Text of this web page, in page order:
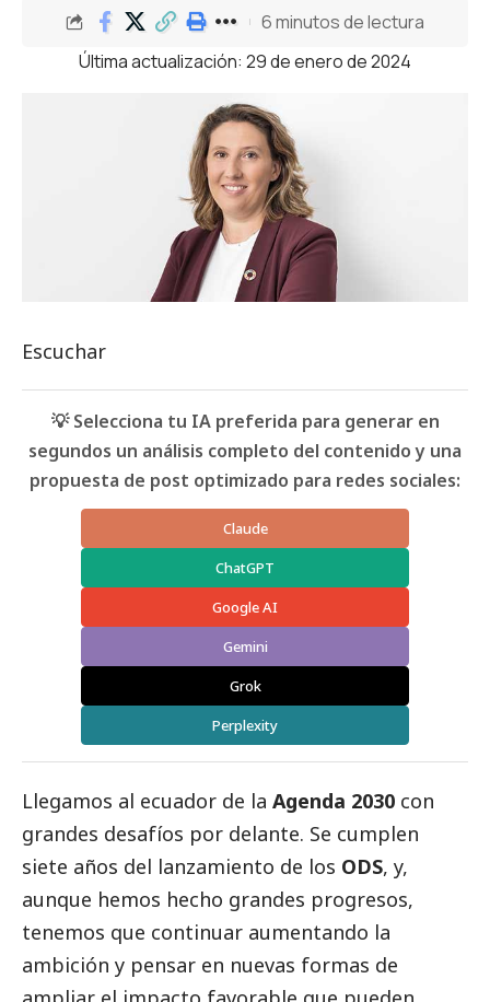
Última actualización: 29 de enero de 2024
6 minutos de lectura
Escuchar
💡 Selecciona tu IA preferida para generar en
segundos un análisis completo del contenido y una
propuesta de post optimizado para redes sociales:
Claude
ChatGPT
Google AI
Gemini
Grok
Perplexity
Llegamos al ecuador de la Agenda 2030 con
grandes desafíos por delante. Se cumplen
siete años del lanzamiento de los ODS, y,
aunque hemos hecho grandes progresos,
tenemos que continuar aumentando la
ambición y pensar en nuevas formas de